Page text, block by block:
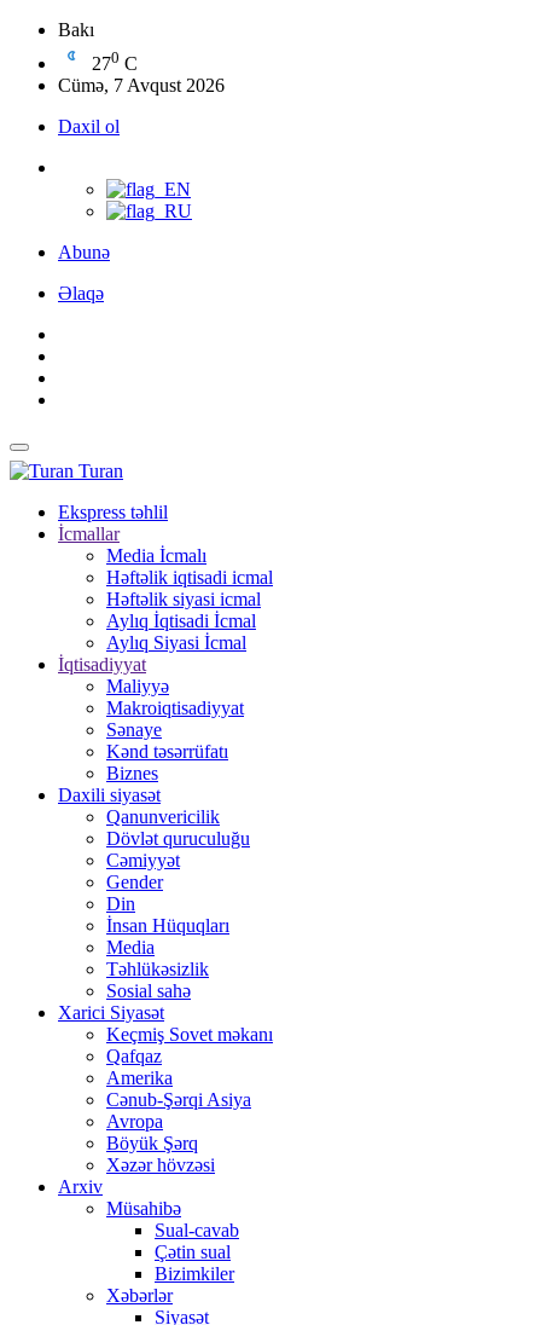
Bakı
270 C
Cümə, 7 Avqust 2026
Daxil ol
Abunə
Əlaqə
Turan
Ekspress təhlil
İcmallar
Media İcmalı
Həftəlik iqtisadi icmal
Həftəlik siyasi icmal
Aylıq İqtisadi İcmal
Aylıq Siyasi İcmal
İqtisadiyyat
Maliyyə
Makroiqtisadiyyat
Sənaye
Kənd təsərrüfatı
Biznes
Daxili siyasət
Qanunvericilik
Dövlət quruculuğu
Cəmiyyət
Gender
Din
İnsan Hüquqları
Media
Təhlükəsizlik
Sosial sahə
Xarici Siyasət
Keçmiş Sovet məkanı
Qafqaz
Amerika
Cənub-Şərqi Asiya
Avropa
Böyük Şərq
Xəzər hövzəsi
Arxiv
Müsahibə
Sual-cavab
Çətin sual
Bizimkiler
Xəbərlər
Siyasət